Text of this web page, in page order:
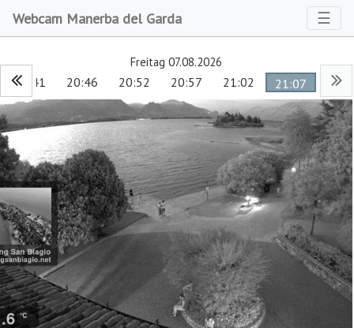
Webcam Manerba del Garda ☰
Freitag 07.08.2026
20:41 20:46 20:52 20:57 21:02 21:07